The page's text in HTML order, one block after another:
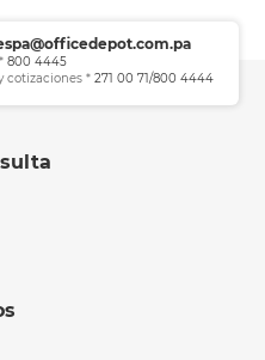
800 4445
cotizaciones * 271 00 71/800 4444